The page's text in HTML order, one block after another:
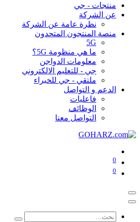
منتجات - جي
عن الشركة
نظرة عامة عن الشركة
منصة المنتجون المتحدون
5G
ما هي منظومة 5G؟
معلومات الدواجن
جي - للتعليم الالكتروني
ملتقي - جي للخبراء
الدعم و التواصل
فاعليات
الوظائف
التواصل معنا
0
0